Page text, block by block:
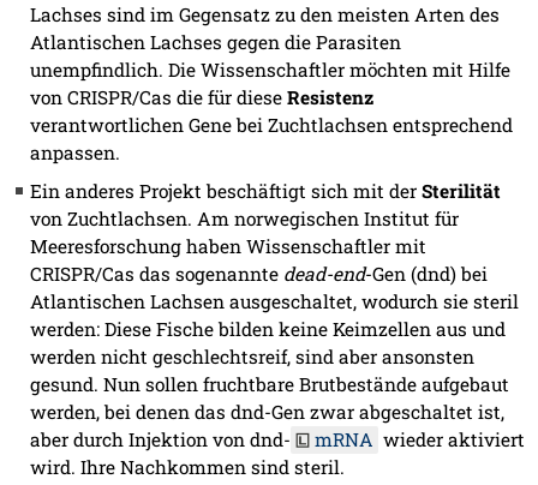
Lachses sind im Gegensatz zu den meisten Arten des
Atlantischen Lachses gegen die Parasiten
unempfindlich. Die Wissenschaftler möchten mit Hilfe
von CRISPR/Cas die für diese Resistenz
verantwortlichen Gene bei Zuchtlachsen entsprechend
anpassen.
Ein anderes Projekt beschäftigt sich mit der Sterilität
von Zuchtlachsen. Am norwegischen Institut für
Meeresforschung haben Wissenschaftler mit
CRISPR/Cas das sogenannte dead-end-Gen (dnd) bei
Atlantischen Lachsen ausgeschaltet, wodurch sie steril
werden: Diese Fische bilden keine Keimzellen aus und
werden nicht geschlechtsreif, sind aber ansonsten
gesund. Nun sollen fruchtbare Brutbestände aufgebaut
werden, bei denen das dnd-Gen zwar abgeschaltet ist,
aber durch Injektion von dnd-
mRNA wieder aktiviert
wird. Ihre Nachkommen sind steril.